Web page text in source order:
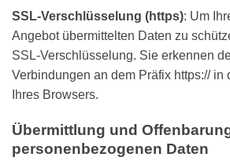
SSL-Verschlüsselung (https): Um
Angebot übermittelten Daten zu
SSL-Verschlüsselung. Sie erkennen
Verbindungen an dem Präfix https:// in
Ihres Browsers.
Übermittlung und
personenbezogenen Daten